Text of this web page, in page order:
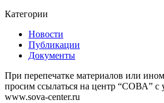
Категории
Новости
Публикации
Документы
При перепечатке материалов или
просим ссылаться на центр “СОВА” с
www.sova-center.ru